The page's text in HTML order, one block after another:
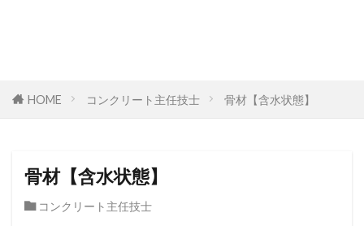
HOME コンクリート主任技士 骨材【含水状態】
骨材【含水状態】
コンクリート主任技士